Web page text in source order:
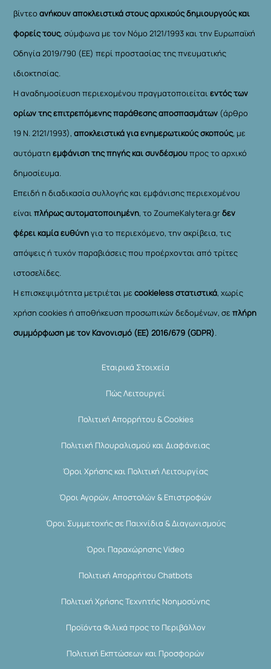
βίντεοανήκουν αποκλειστικά στους αρχικούς δημιουργούς και
φορείς τους, σύμφωνα με τον Νόμο 2121/1993 και την Ευρωπαϊκή
Οδηγία 2019/790 (ΕΕ) περί προστασίας της πνευματικής
ιδιοκτησίας.
Η αναδημοσίευση περιεχομένου πραγματοποιείταιεντός των
ορίων της επιτρεπόμενης παράθεσης αποσπασμάτων (άρθρο
19 Ν. 2121/1993), αποκλειστικά για ενημερωτικούς σκοπούς, με
αυτόματηεμφάνιση της πηγής και συνδέσμουπρος το αρχικό
δημοσίευμα.
Επειδή η διαδικασία συλλογής και εμφάνισης περιεχομένου
είναιπλήρως αυτοματοποιημένη, το ZoumeKalytera.grδεν
φέρει καμία ευθύνηγια το περιεχόμενο, την ακρίβεια, τις
απόψεις ή τυχόν παραβιάσεις που προέρχονται από τρίτες
ιστοσελίδες.
Η επισκεψιμότητα μετριέται μεcookieless στατιστικά, χωρίς
χρήση cookies ή αποθήκευση προσωπικών δεδομένων, σεπλήρη
συμμόρφωση με τον Κανονισμό (ΕΕ) 2016/679 (GDPR).
Εταιρικά Στοιχεία
Πώς Λειτουργεί
Πολιτική Απορρήτου & Cookies
Πολιτική Πλουραλισμού και Διαφάνειας
Όροι Χρήσης και Πολιτική Λειτουργίας
Όροι Αγορών, Αποστολών & Επιστροφών
Όροι Συμμετοχής σε Παιχνίδια & Διαγωνισμούς
Όροι Παραχώρησης Video
Πολιτική Απορρήτου Chatbots
Πολιτική Χρήσης Τεχνητής Νοημοσύνης
Προϊόντα Φιλικά προς το Περιβάλλον
Πολιτική Εκπτώσεων και Προσφορών